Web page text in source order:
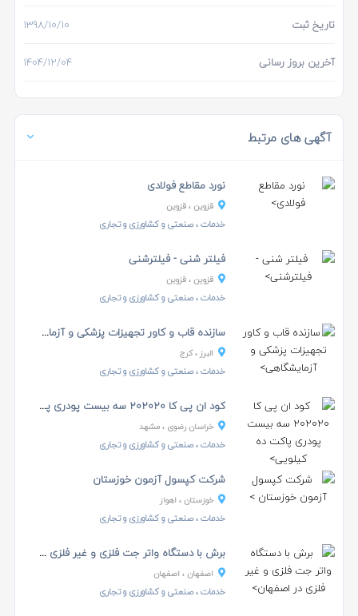
تاریخ ثبت 1398/10/10
آخرین بروز رسانی 1404/12/04
آگهی های مرتبط
نورد مقاطع فولادی
قزوین، قزوین
خدمات، صنعتی و کشاورزی و تجاری
فیلتر شنی - فیلترشنی
قزوین، قزوین
خدمات، صنعتی و کشاورزی و تجاری
سازنده قاب و کاور تجهیزات پزشکی و آزمایشگاهی
البرز ، کرج
خدمات، صنعتی و کشاورزی و تجاری
کود ان پی کا ۲۰۲۰۲۰ سه بیست پودری پاکت ده کیلویی
خراسان رضوی ، مشهد
خدمات، صنعتی و کشاورزی و تجاری
شرکت کپسول آزمون خوزستان
خوزستان، اهواز
خدمات، صنعتی و کشاورزی و تجاری
برش با دستگاه واتر جت فلزی و غیر فلزی در اصفهان
اصفهان، اصفهان
خدمات، صنعتی و کشاورزی و تجاری